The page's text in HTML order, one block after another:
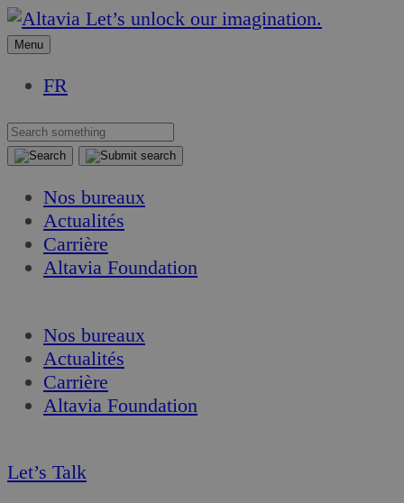
Aller
au
Aller
au
Let’s unlock our imagination.
Menu
FR
Nos bureaux
Actualités
Carrière
Altavia Foundation
Nos bureaux
Actualités
Carrière
Altavia Foundation
Let’s Talk